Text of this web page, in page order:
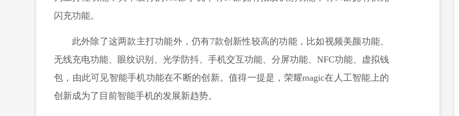
闪充功能。
此外除了这两款主打功能外，仍有7款创新性较高的功能，比如视频美颜功能、
无线充电功能、眼纹识别、光学防抖、手机交互功能、分屏功能、NFC功能、虚拟钱
包，由此可见智能手机功能在不断的创新。值得一提是，荣耀magic在人工智能上的
创新成为了目前智能手机的发展新趋势。